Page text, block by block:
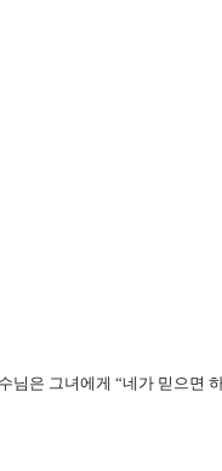
님은 그녀에게 “네가 믿으면